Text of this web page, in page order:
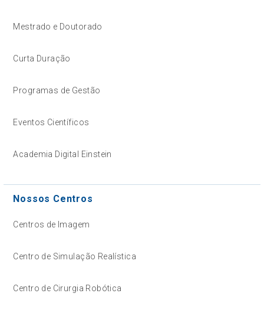
Mestrado e Doutorado
Curta Duração
Programas de Gestão
Eventos Científicos
Academia Digital Einstein
Nossos Centros
Centros de Imagem
Centro de Simulação Realística
Centro de Cirurgia Robótica